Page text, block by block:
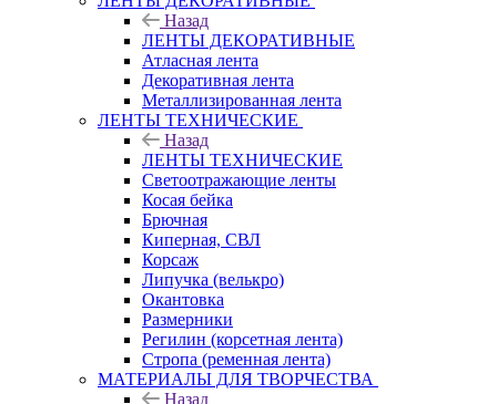
Назад
ЛЕНТЫ ДЕКОРАТИВНЫЕ
Атласная лента
Декоративная лента
Металлизированная лента
ЛЕНТЫ ТЕХНИЧЕСКИЕ
Назад
ЛЕНТЫ ТЕХНИЧЕСКИЕ
Светоотражающие ленты
Косая бейка
Брючная
Киперная, СВЛ
Корсаж
Липучка (велькро)
Окантовка
Размерники
Регилин (корсетная лента)
Стропа (ременная лента)
МАТЕРИАЛЫ ДЛЯ ТВОРЧЕСТВА
Назад